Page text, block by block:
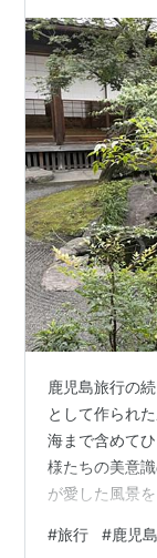
鹿児島旅行の
として作られ
海まで含めて
様たちの美意
が愛した風景
形文化財「旧
#旅行 #鹿児島